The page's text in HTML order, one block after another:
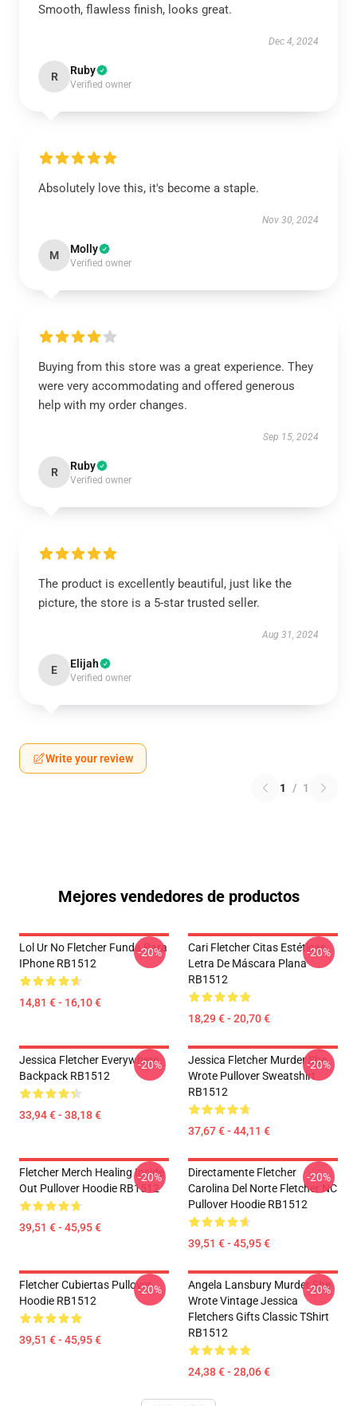
Smooth, flawless finish, looks great.
Dec 4, 2024
R Ruby
Verified owner
Absolutely love this, it's become a staple.
Nov 30, 2024
M Molly
Verified owner
Buying from this store was a great experience. They
were very accommodating and offered generous
help with my order changes.
Sep 15, 2024
R Ruby
Verified owner
The product is excellently beautiful, just like the
picture, the store is a 5-star trusted seller.
Aug 31, 2024
E Elijah
Verified owner
Write your review
1 / 1
Mejores vendedores de productos
Lol Ur No Fletcher Funda Para
IPhone RB1512
14,81 € - 16,10 €
-20%
Cari Fletcher Citas Estéticas
Letra De Máscara Plana
RB1512
18,29 € - 20,70 €
-20%
Jessica Fletcher Everywhere
Backpack RB1512
33,94 € - 38,18 €
-20%
Jessica Fletcher Murder She
Wrote Pullover Sweatshirt
RB1512
37,67 € - 44,11 €
-20%
Fletcher Merch Healing Inside
Out Pullover Hoodie RB1512
39,51 € - 45,95 €
-20%
Directamente Fletcher
Carolina Del Norte Fletcher NC
Pullover Hoodie RB1512
39,51 € - 45,95 €
-20%
Fletcher Cubiertas Pullover
Hoodie RB1512
39,51 € - 45,95 €
-20%
Angela Lansbury Murder She
Wrote Vintage Jessica
Fletchers Gifts Classic TShirt
RB1512
24,38 € - 28,06 €
-20%